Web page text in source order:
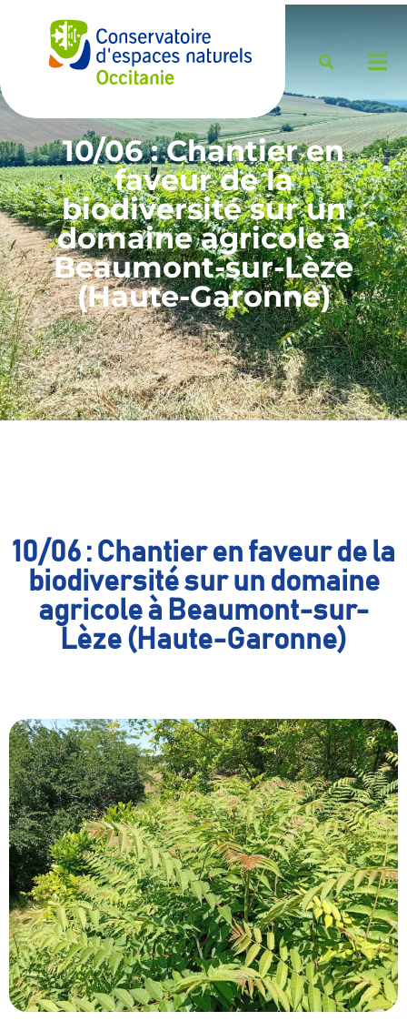
10/06 : Chantier en
faveur de la
biodiversité sur un
domaine agricole à
Beaumont-sur-Lèze
(Haute-Garonne)
10/06 : Chantier en faveur de la
biodiversité sur un domaine
agricole à Beaumont-sur-
Lèze (Haute-Garonne)